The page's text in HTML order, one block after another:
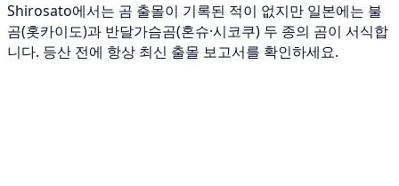
Shirosato에서는 곰 출몰이 기록된 적이 없지만 일본에는 불
곰(홋카이도)과 반달가슴곰(혼슈·시코쿠) 두 종의 곰이 서식합
니다. 등산 전에 항상 최신 출몰 보고서를 확인하세요.